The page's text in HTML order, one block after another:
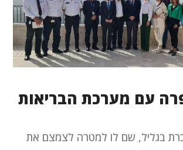
עם מערכת הבריאות
בגליל, שם לו למטרה לצמצם את